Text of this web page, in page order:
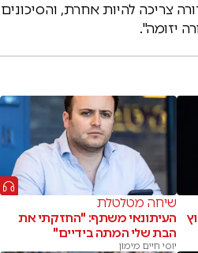
צריכה להיות אחרת, והסיכונים
יזומה".
שיחה מטלטלת
העיתונאי משתף: "החזקתי את
הבת שלי המתה בידיים"
יוסי חיים מימון